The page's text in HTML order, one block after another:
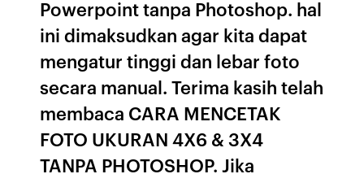
Powerpoint tanpa Photoshop. hal
ini dimaksudkan agar kita dapat
mengatur tinggi dan lebar foto
secara manual. Terima kasih telah
membaca CARA MENCETAK
FOTO UKURAN 4X6 & 3X4
TANPA PHOTOSHOP. Jika